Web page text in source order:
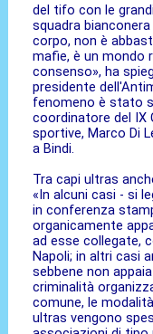
del tifo con le
squadra
corpo, non è
mafie, è un mondo
consenso», ha
presidente
fenomeno è stato
coordinatore del
sportive, Marco Di
a Bindi.
Tra capi ultras
«In alcuni casi - si
in conferenza
organicamente
ad esse collegate,
Napoli; in altri casi
sebbene non
criminalità
comune, le
ultras vengono